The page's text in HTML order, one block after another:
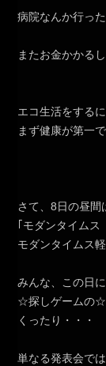
病院なんか行っ
またお金かかる
エコ生活をする
まず健康が第一
さて、8日の昼間
｢モダンタイム
モダンタイムス
みんな、この日
☆探しゲームの☆
くったり・・・
単なる発表会で